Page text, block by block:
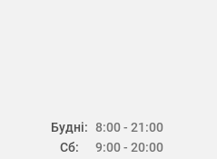
Будні:
Сб:
8:00 - 21:00
9:00 - 20:00